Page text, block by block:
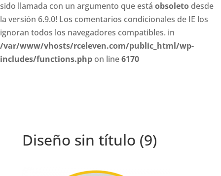
sido llamada con un argumento que está obsoleto desde
la versión 6.9.0! Los comentarios condicionales de IE los
ignoran todos los navegadores compatibles. in
/var/www/vhosts/rceleven.com/public_html/wp-
includes/functions.php on line6170
Diseño sin título (9)